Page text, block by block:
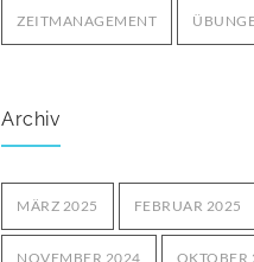
ZEITMANAGEMENT
Archiv
MÄRZ 2025 FEBRUAR 2025
NOVEMBER 2024 OKTOBER